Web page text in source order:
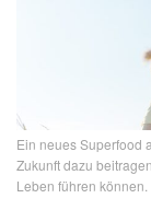
Ein neues Superfood
Zukunft dazu
Leben führen